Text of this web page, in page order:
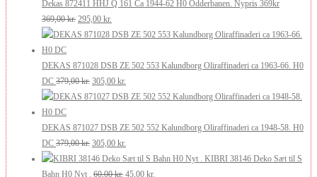
pris
var:
349,00 kr..
pris
er:
299,00 kr..
Dekas 872411 HHJ Q 161 Ca 1944-62 H0 Odderbanen. Nypris 369kr
369,00kr. Den
oprindelige
var:
369,00 kr..
295,00 kr.
aktuelle
er:
295,00 kr..
DEKAS 871028 DSB ZE 502 553 Kalundborg Oliraffinaderi ca 1963-66. H0
DC 379,00kr. Den
oprindelige
var:
379,00 kr..
305,00 kr.
aktuelle
er:
DEKAS 871027 DSB ZE 502 552 Kalundborg Oliraffinaderi ca 1948-58. H0
DC 379,00kr. Den
oprindelige
pris
305,00 kr.
aktuelle
pris
KIBRI 38146 Deko Sæt til S
Bahn H0 Nyt .
60,00kr. Den
45,00 kr.